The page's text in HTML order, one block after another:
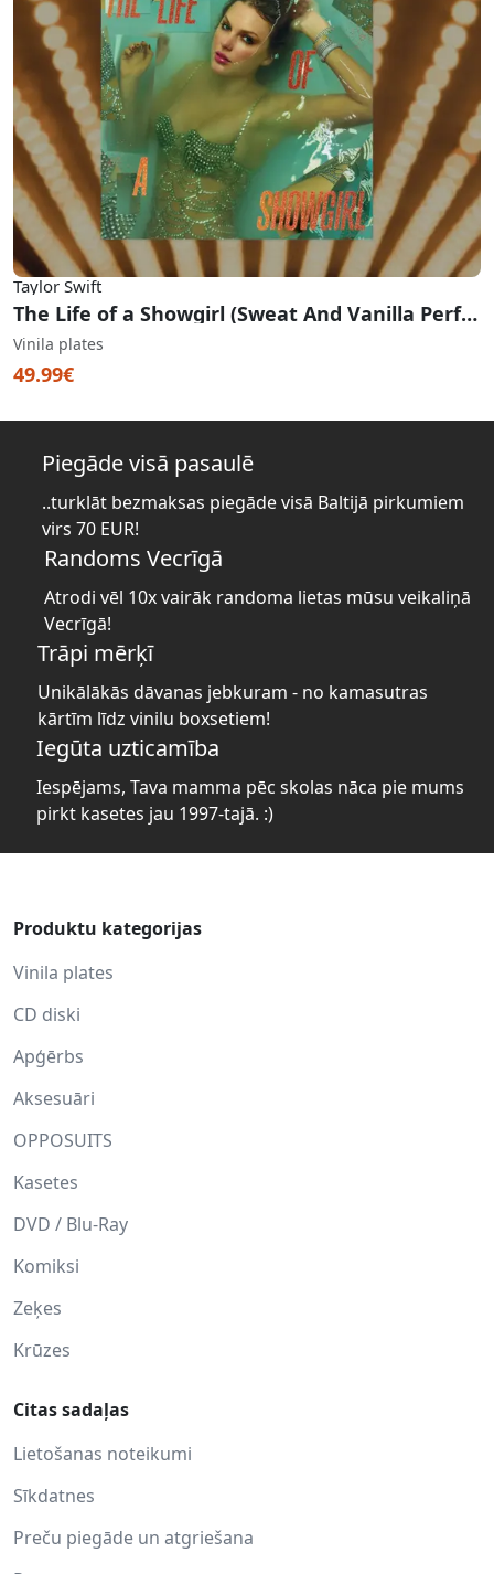
Taylor Swift
The Life of a Showgirl (Sweat And Vanilla Perfume Portofino Orange Glitter Vinyl)
Vinila plates
49.99€
Piegāde visā pasaulē
..turklāt bezmaksas piegāde visā Baltijā pirkumiem
virs 70 EUR!
Randoms Vecrīgā
Atrodi vēl 10x vairāk randoma lietas mūsu veikaliņā
Vecrīgā!
Trāpi mērķī
Unikālākās dāvanas jebkuram - no kamasutras
kārtīm līdz vinilu boxsetiem!
Iegūta uzticamība
Iespējams, Tava mamma pēc skolas nāca pie mums
pirkt kasetes jau 1997-tajā. :)
Produktu kategorijas
Vinila plates
CD diski
Apģērbs
Aksesuāri
OPPOSUITS
Kasetes
DVD / Blu-Ray
Komiksi
Zeķes
Krūzes
Citas sadaļas
Lietošanas noteikumi
Sīkdatnes
Preču piegāde un atgriešana